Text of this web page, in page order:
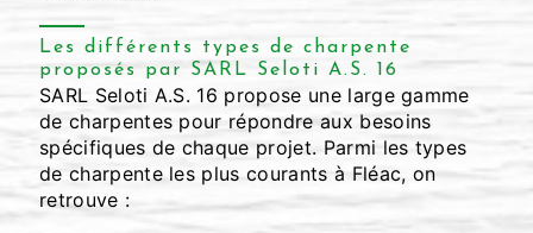
Les différents types de charpente
proposés par SARL Seloti A.S. 16
SARL Seloti A.S. 16 propose une large gamme
de charpentes pour répondre aux besoins
spécifiques de chaque projet. Parmi les types
de charpente les plus courants à Fléac, on
retrouve :